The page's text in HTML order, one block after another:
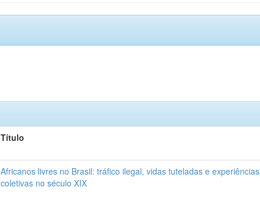
Título
Africanos livres no Brasil: tráfico ilegal, vidas tuteladas e experiências
coletivas no século XIX